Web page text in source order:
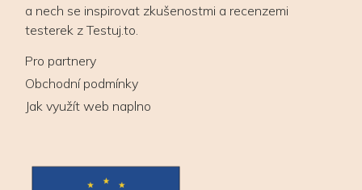
a nech se inspirovat zkušenostmi a recenzemi
testerek z Testuj.to.
Pro partnery
Obchodní podmínky
Jak využít web naplno